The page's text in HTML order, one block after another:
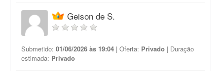
Geison de S.
Submetido: 01/06/2026 às 19:04 | Oferta: Privado | Duração
estimada: Privado